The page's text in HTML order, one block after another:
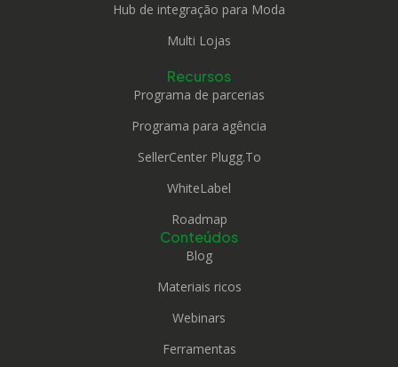
Hub de integração para Moda
Multi Lojas
Recursos
Programa de parcerias
Programa para agência
SellerCenter Plugg.To
WhiteLabel
Roadmap
Conteúdos
Blog
Materiais ricos
Webinars
Ferramentas